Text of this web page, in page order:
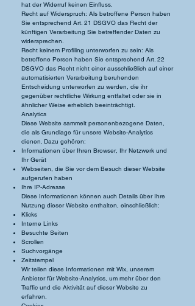
hat der Widerruf keinen Einfluss.
Recht auf Widerspruch: Als betroffene Person haben
Sie entsprechend Art. 21 DSGVO das Recht der
künftigen Verarbeitung Sie betreffender Daten zu
widersprechen.
Recht keinem Profiling unterworfen zu sein: Als
betroffene Person haben Sie entsprechend Art. 22
DSGVO das Recht nicht einer ausschließlich auf einer
automatisierten Verarbeitung beruhenden
Entscheidung unterworfen zu werden, die ihr
gegenüber rechtliche Wirkung entfaltet oder sie in
ähnlicher Weise erheblich beeinträchtigt.
Analytics
Diese Website sammelt personenbezogene Daten,
die als Grundlage für unsere Website-Analytics
dienen. Dazu gehören:
Informationen über Ihren Browser, Ihr Netzwerk und
Ihr Gerät
Webseiten, die Sie vor dem Besuch dieser Website
aufgerufen haben
Ihre IP-Adresse
Diese Informationen können auch Details über Ihre
Nutzung dieser Website enthalten, einschließlich:
Klicks
Interne Links
Besuchte Seiten
Scrollen
Suchvorgänge
Zeitstempel
Wir teilen diese Informationen mit Wix, unserem
Anbieter für Website-Analytics, um mehr über den
Traffic und die Aktivität auf dieser Website zu
erfahren.